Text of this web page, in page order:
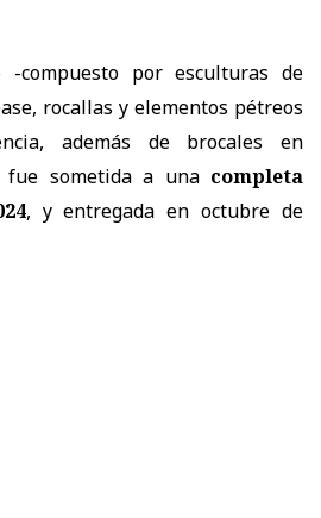
-compuesto por esculturas de
rocallas y elementos pétreos
además de brocales en
sometida a una completa
, y entregada en octubre de